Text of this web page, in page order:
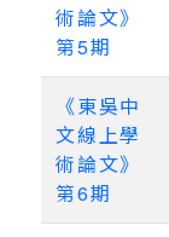
術論文》
第5期
《東吳中
文線上學
術論文》
第6期